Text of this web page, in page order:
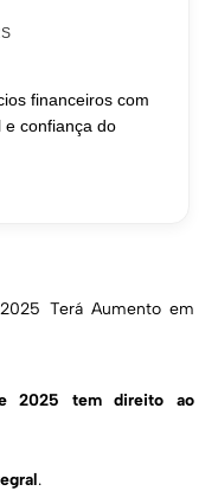
financeiros com
e confiança do
Terá Aumento em
2025 tem direito ao
.